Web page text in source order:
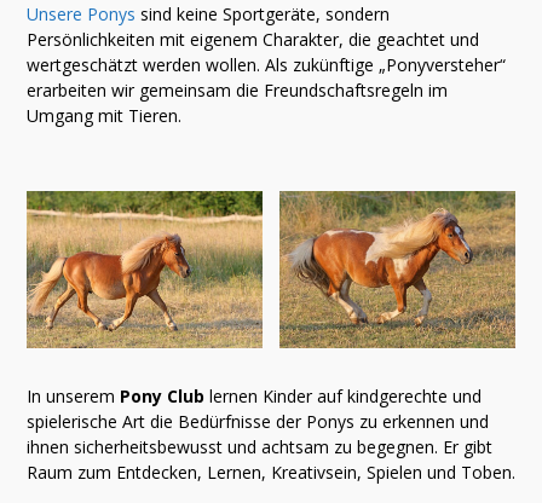
Unsere Ponys sind keine Sportgeräte, sondern
Persönlichkeiten mit eigenem Charakter, die geachtet und
wertgeschätzt werden wollen. Als zukünftige „Ponyversteher“
erarbeiten wir gemeinsam die Freundschaftsregeln im
Umgang mit Tieren.
In unserem Pony Club lernen Kinder auf kindgerechte und
spielerische Art die Bedürfnisse der Ponys zu erkennen und
ihnen sicherheitsbewusst und achtsam zu begegnen. Er gibt
Raum zum Entdecken, Lernen, Kreativsein, Spielen und Toben.